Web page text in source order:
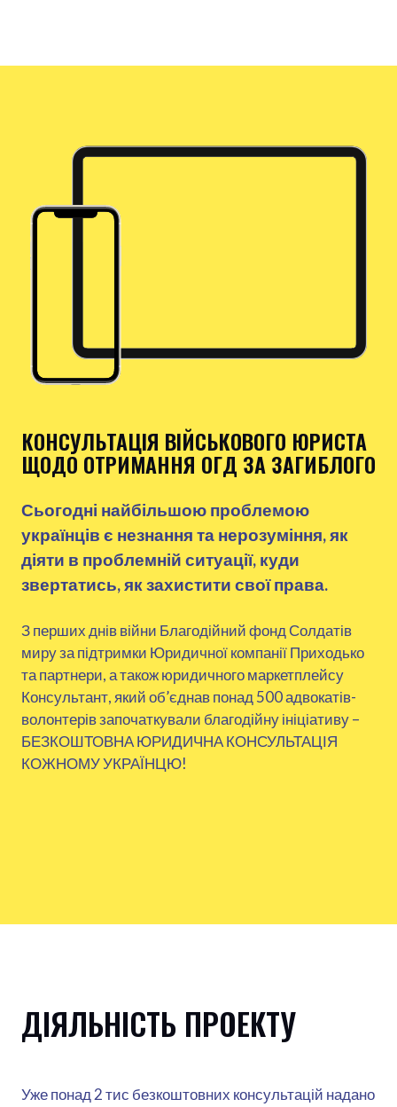
КОНСУЛЬТАЦІЯ ВІЙСЬКОВОГО ЮРИСТА
ЩОДО ОТРИМАННЯ ОГД ЗА ЗАГИБЛОГО
Сьогодні найбільшою проблемою
українців є незнання та нерозуміння, як
діяти в проблемній ситуації, куди
звертатись, як захистити свої права.
З перших днів війни Благодійний фонд Солдатів
миру за підтримки Юридичної компанії Приходько
та партнери, а також юридичного маркетплейсу
Консультант, який об’єднав понад 500 адвокатів-
волонтерів започаткували благодійну ініціативу –
БЕЗКОШТОВНА ЮРИДИЧНА КОНСУЛЬТАЦІЯ
КОЖНОМУ УКРАЇНЦЮ!
ОТРИМАТИ КОНСУЛЬТАЦІЮ
ДІЯЛЬНІСТЬ ПРОЕКТУ
Уже понад 2 тис безкоштовних консультацій надано